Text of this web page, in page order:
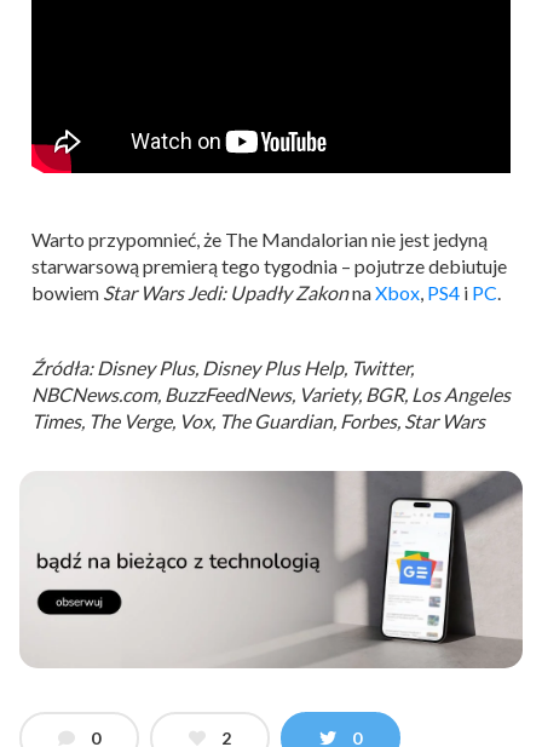
Warto przypomnieć, że The Mandalorian nie jest jedyną
starwarsową premierą tego tygodnia – pojutrze debiutuje
bowiem Star Wars Jedi: Upadły ZakonnaXbox, PS4 i PC.
Źródła: Disney Plus, Disney Plus Help, Twitter,
NBCNews.com, BuzzFeedNews, Variety, BGR, Los Angeles
Times, The Verge, Vox, The Guardian, Forbes, Star Wars
0 2 0